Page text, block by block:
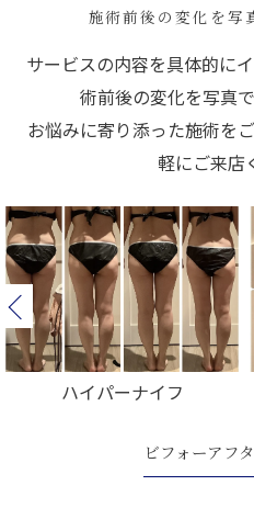
施術前後の変化を写
サービスの内容を具体的に
術前後の変化を写真
お悩みに寄り添った施術を
軽にご来店
ハイパーナイフ
ビフォーアフ